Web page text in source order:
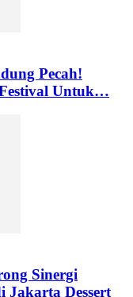
Pecah!
Untuk…
Sinergi
Jakarta Dessert